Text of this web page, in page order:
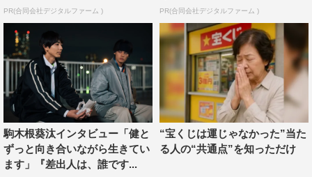
がら演じています。
◆役柄に共感するところはありますか？
幸澤：“事なかれ主義”なところは似ていますね。私も結
構、周りに気を遣うというか、波風立てたくないなと思う
タイプだったりするんです。
櫻井：子どもの頃からサッカーをしていたというのが、一
PR(合同会社デジタルファーム ) PR(合同会社デジタルファーム )
駒木根葵汰インタビュー「健と
ずっと向き合いながら生きてい
ます」『差出人は、誰です...
“宝くじは運じゃなかった”当た
る人の“共通点”を知っただけ